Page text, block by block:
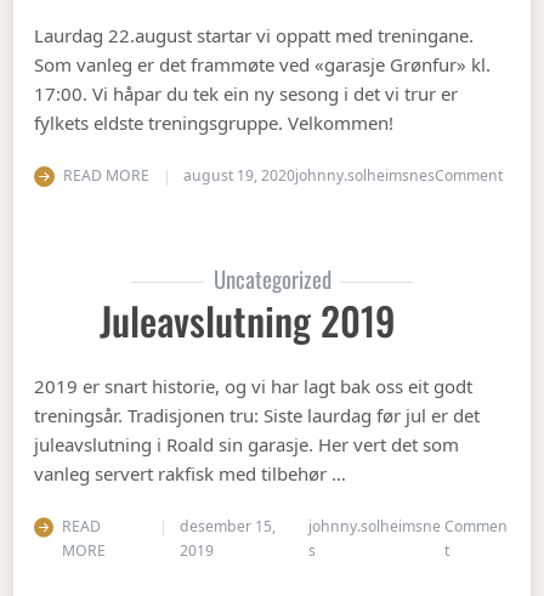
Laurdag 22.august startar vi oppatt med treningane.
Som vanleg er det frammøte ved «garasje Grønfur» kl.
17:00. Vi håpar du tek ein ny sesong i det vi trur er
fylkets eldste treningsgruppe. Velkommen!
READ MORE august 19, 2020johnny.solheimsnesCommenton
Uncategorized
Juleavslutning 2019
2019 er snart historie, og vi har lagt bak oss eit godt
treningsår. Tradisjonen tru: Siste laurdag før jul er det
juleavslutning i Roald sin garasje. Her vert det som
vanleg servert rakfisk med tilbehør …
READ
MORE
desember 15,
2019
johnny.solheimsne
s
Commen
ton